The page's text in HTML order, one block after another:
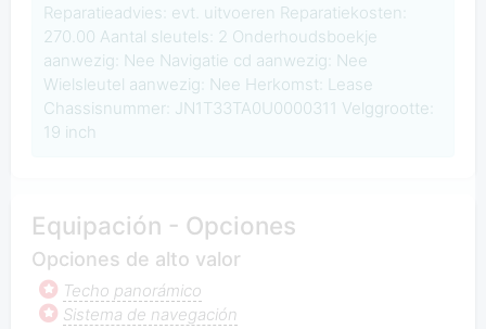
Reparatieadvies: evt. uitvoeren Reparatiekosten:
270.00 Aantal sleutels: 2 Onderhoudsboekje
aanwezig: Nee Navigatie cd aanwezig: Nee
Wielsleutel aanwezig: Nee Herkomst: Lease
Chassisnummer: JN1T33TA0U0000311 Velggrootte:
19 inch
Equipación - Opciones
Opciones de alto valor
Techo panorámico
Sistema de navegación